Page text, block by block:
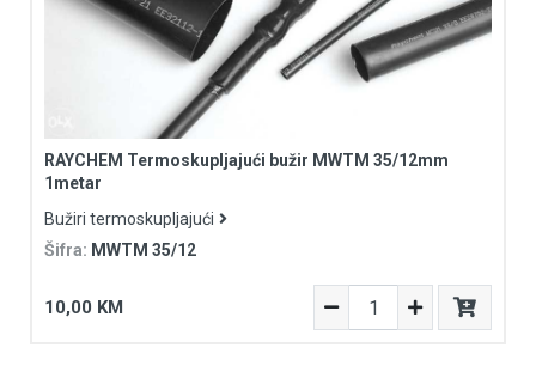
RAYCHEM Termoskupljajući bužir MWTM 35/12mm
1metar
Bužiri termoskupljajući
Šifra: MWTM 35/12
10,00 KM